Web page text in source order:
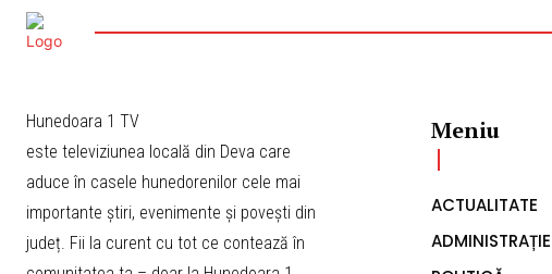
Hunedoara 1 TV
este televiziunea locală din Deva care
aduce în casele hunedorenilor cele mai
importante știri, evenimente și povești din
județ. Fii la curent cu tot ce contează în
Meniu
ACTUALITATE
ADMINISTRAȚIE